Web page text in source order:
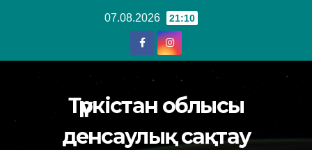
07.08.2026 21:10
Түркістан облысы
денсаулық сақтау